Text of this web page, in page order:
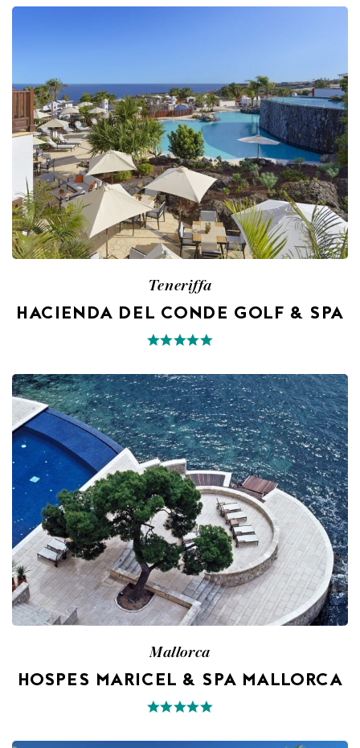
Teneriffa
HACIENDA DEL CONDE GOLF & SPA
Mallorca
HOSPES MARICEL & SPA MALLORCA